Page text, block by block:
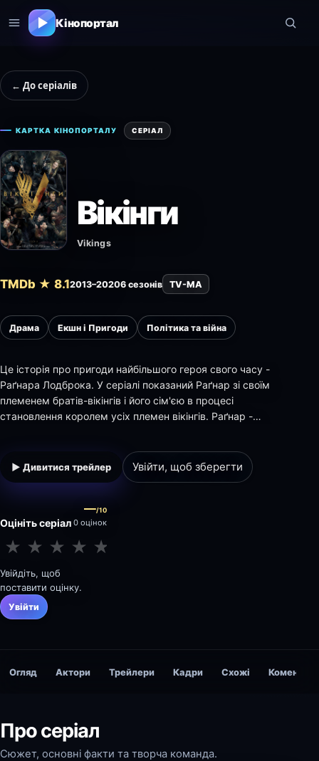
Кінопортал
← До серіалів
КАРТКА КІНОПОРТАЛУ СЕРІАЛ
Вікінги
Vikings
TMDb ★ 8.12013–20206 сезонів TV-MA
Драма Екшн і Пригоди Політика та війна
Це історія про пригоди найбільшого героя свого часу -
Раґнара Лодброка. У серіалі показаний Раґнар зі своїм
племенем братів-вікінгів і його сім'єю в процесі
становлення королем усіх племен вікінгів. Раґнар -
богам. Згідно з легендою, він - прямий нащ…
▶ Дивитися трейлер Увійти, щоб зберегти
Оцініть серіал
—/10
0 оцінок
★ ★ ★ ★ ★
Увійдіть, щоб
поставити оцінку.
Увійти
Огляд Актори Трейлери Кадри Схожі Коментарі
Про серіал
Сюжет, основні факти та творча команда.